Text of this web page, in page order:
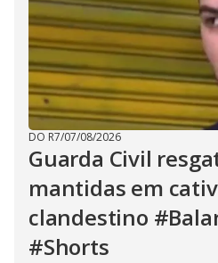
DO R7/07/08/2026
Guarda Civil
mantidas em
clandestino
#Shorts